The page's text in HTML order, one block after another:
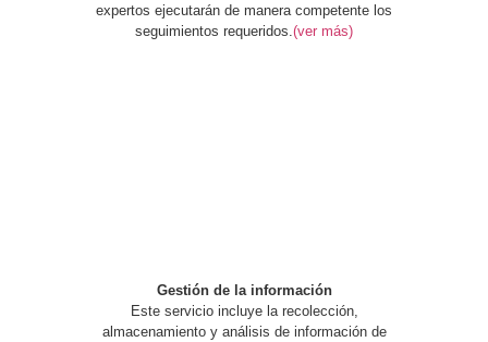
expertos ejecutarán de manera competente los
seguimientos requeridos. (ver más)
Gestión de la información
Este servicio incluye la recolección,
almacenamiento y análisis de información de